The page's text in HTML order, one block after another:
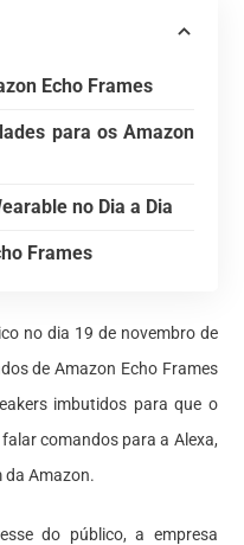
Echo Frames
para os Amazon
no Dia a Dia
Frames
no dia 19 de novembro de
de Amazon Echo Frames
imbutidos para que o
comandos para a Alexa,
da Amazon.
do público, a empresa